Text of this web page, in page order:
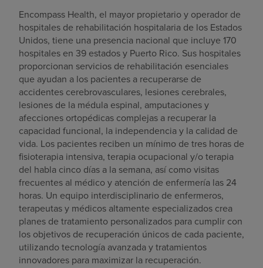
Encompass Health, el mayor propietario y operador de
hospitales de rehabilitación hospitalaria de los Estados
Unidos, tiene una presencia nacional que incluye 170
hospitales en 39 estados y Puerto Rico. Sus hospitales
proporcionan servicios de rehabilitación esenciales
que ayudan a los pacientes a recuperarse de
accidentes cerebrovasculares, lesiones cerebrales,
lesiones de la médula espinal, amputaciones y
afecciones ortopédicas complejas a recuperar la
capacidad funcional, la independencia y la calidad de
vida. Los pacientes reciben un mínimo de tres horas de
fisioterapia intensiva, terapia ocupacional y/o terapia
del habla cinco días a la semana, así como visitas
frecuentes al médico y atención de enfermería las 24
horas. Un equipo interdisciplinario de enfermeros,
terapeutas y médicos altamente especializados crea
planes de tratamiento personalizados para cumplir con
los objetivos de recuperación únicos de cada paciente,
utilizando tecnología avanzada y tratamientos
innovadores para maximizar la recuperación.